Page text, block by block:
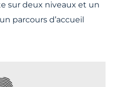
sur deux niveaux et un
parcours d’accueil